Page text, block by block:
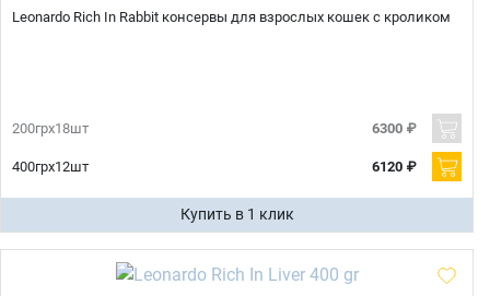
Leonardo Rich In Rabbit консервы для взрослых кошек с кроликом
200грх18шт 6300 ₽
400грх12шт 6120 ₽
Купить в 1 клик